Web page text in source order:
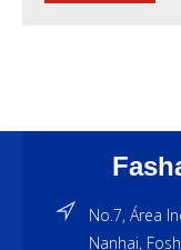
No.7, Área
Nanhai,